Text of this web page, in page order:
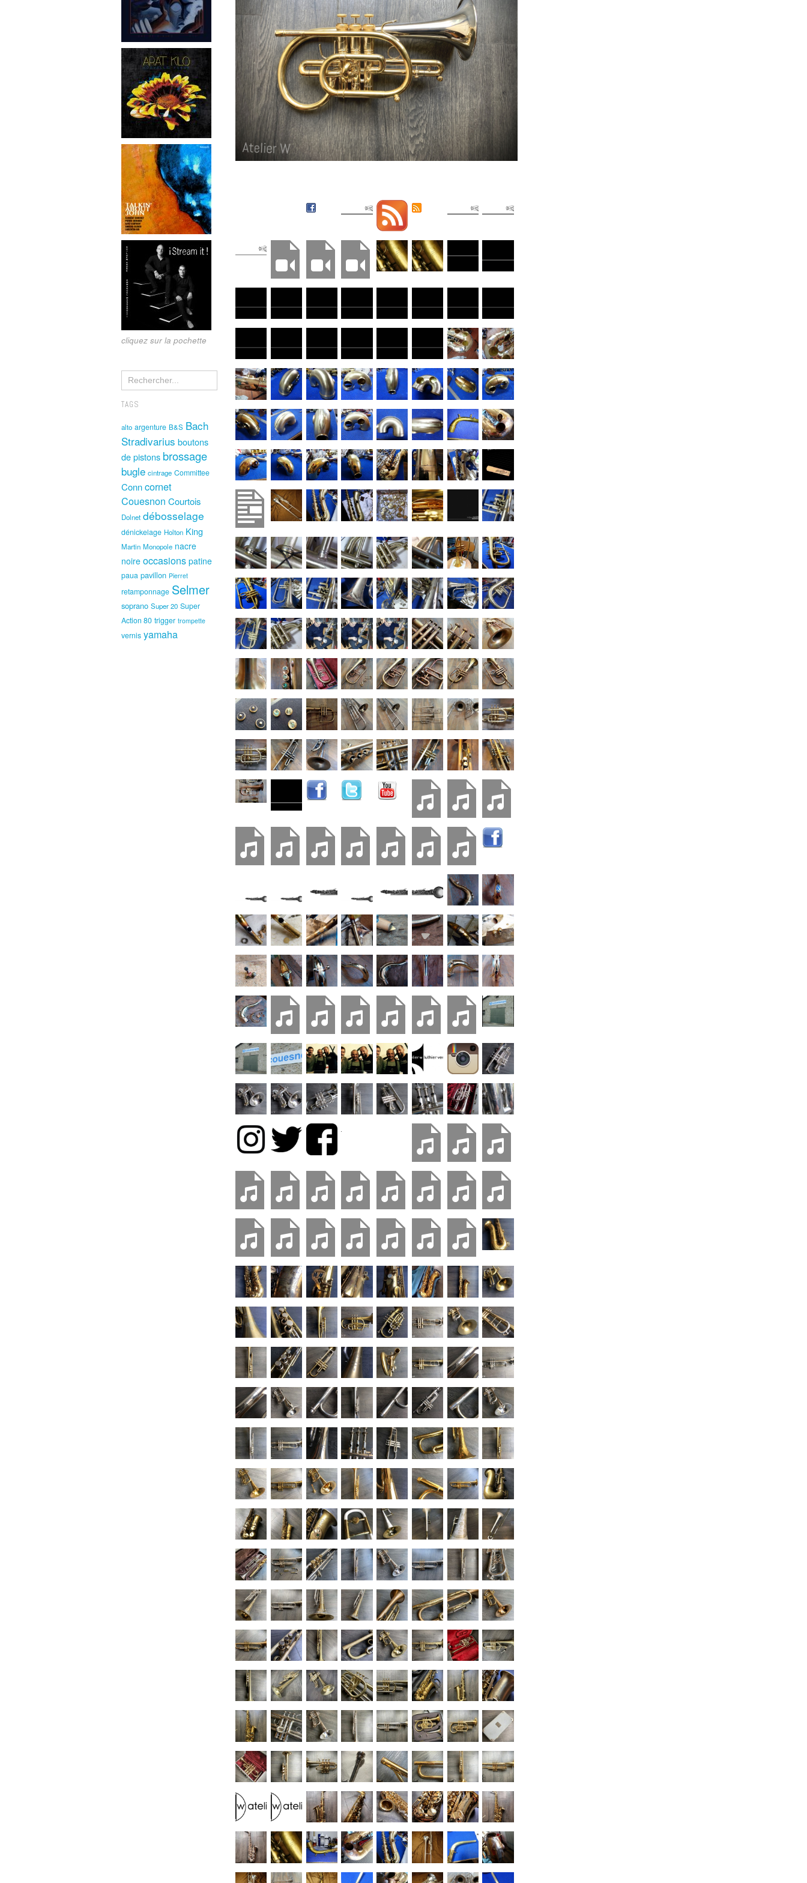
cliquez sur la pochette
TAGS
alto argenture B&S Bach
Stradivarius boutons
de pistons brossage
bugle cintrage Committee
Conncornet
Couesnon Courtois
Dolnet débosselage
dénickelage Holton King
Martin Monopole nacre
noire occasions patine
paua pavillon Pierret
retamponnage Selmer
soprano Super 20 Super
Action 80 trigger trompette
vernis yamaha